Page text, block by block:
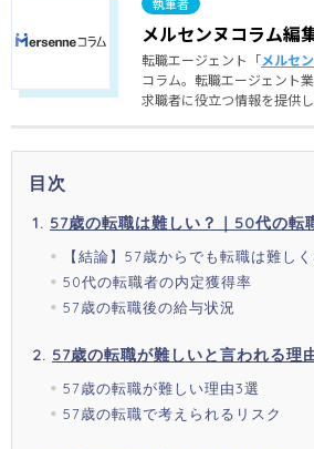
メルセンヌコラム編
転職エージェント「メルセ
コラム。転職エージェント
求職者に役立つ情報を提供し
目次
57歳の転職は難しい？｜50代の転
【結論】57歳からでも転職は難し
50代の転職者の内定獲得率
57歳の転職後の給与状況
57歳の転職が難しいと言われる理
57歳の転職が難しい理由3選
57歳の転職で考えられるリスク